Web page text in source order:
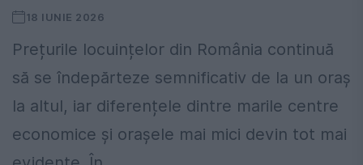
18 IUNIE 2026
Prețurile locuințelor din România continuă
să se îndepărteze semnificativ de la un oraș
la altul, iar diferențele dintre marile centre
economice și orașele mai mici devin tot mai